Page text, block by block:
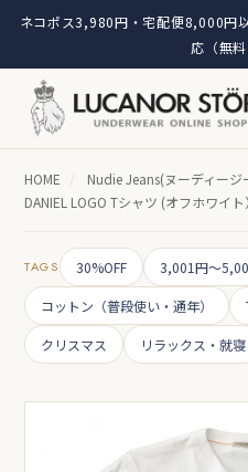
ネコポス3,980円・宅配便8,000円
応（無料
HOME / Nudie Jeans(ヌーディージ
DANIEL LOGO Tシャツ (オフホワイト）
TAGS 30%OFF 3,001円～
コットン（普段使い・通年）
クリスマス リラックス・就寝